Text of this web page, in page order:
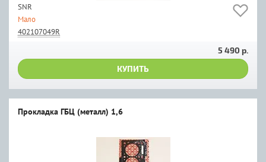
SNR
Мало
402107049R
5 490 р.
КУПИТЬ
Прокладка ГБЦ (металл) 1,6